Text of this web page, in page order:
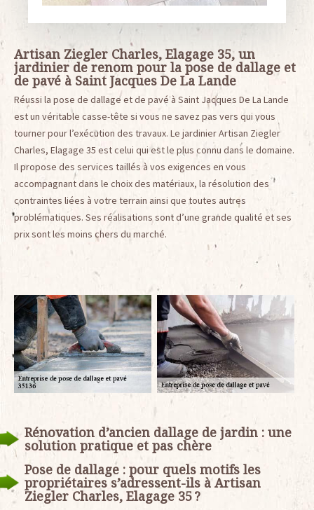
Artisan Ziegler Charles, Elagage 35, un
jardinier de renom pour la pose de dallage et
de pavé à Saint Jacques De La Lande
Réussi la pose de dallage et de pavé à Saint Jacques De La Lande
est un véritable casse-tête si vous ne savez pas vers qui vous
tourner pour l’exécution des travaux. Le jardinier Artisan Ziegler
Charles, Elagage 35 est celui qui est le plus connu dans le domaine.
Il propose des services taillés à vos exigences en vous
accompagnant dans le choix des matériaux, la résolution des
contraintes liées à votre terrain ainsi que toutes autres
problématiques. Ses réalisations sont d’une grande qualité et ses
prix sont les moins chers du marché.
Rénovation d’ancien dallage de jardin : une
solution pratique et pas chère
Pose de dallage : pour quels motifs les
propriétaires s’adressent-ils à Artisan
Ziegler Charles, Elagage 35 ?